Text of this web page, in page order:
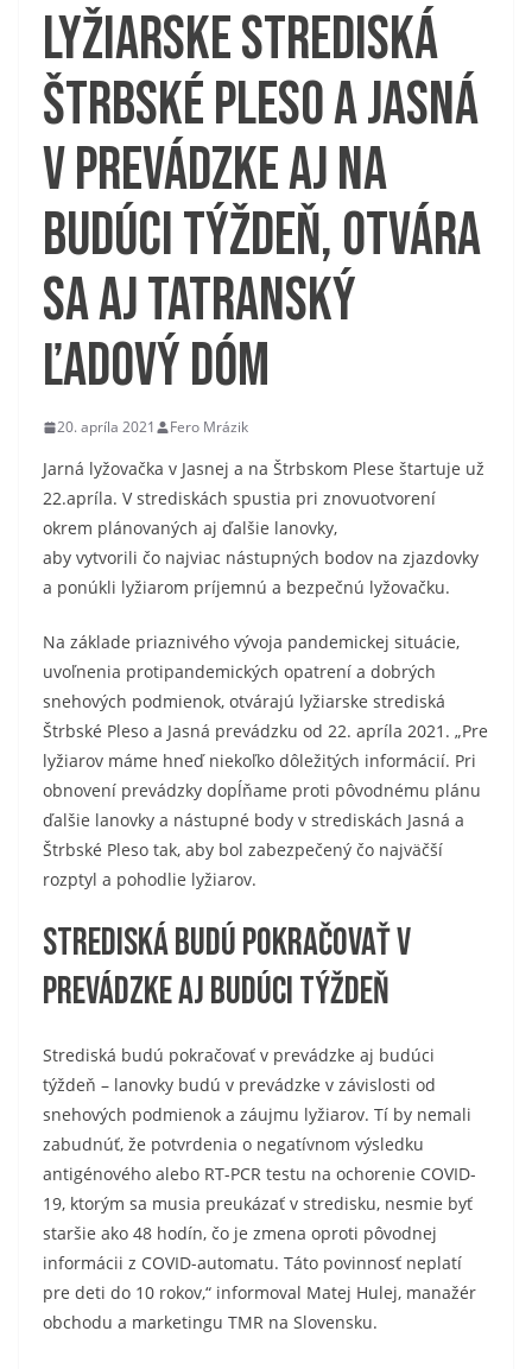
Lyžiarske strediská
Štrbské Pleso a Jasná
v prevádzke aj na
budúci týždeň, otvára
sa aj Tatranský
ľadový dóm
20. apríla 2021 Fero Mrázik
Jarná lyžovačka v Jasnej a na Štrbskom Plese štartuje už
22.apríla. V strediskách spustia pri znovuotvorení
okrem plánovaných aj ďalšie lanovky,
aby vytvorili čo najviac nástupných bodov na zjazdovky
a ponúkli lyžiarom príjemnú a bezpečnú lyžovačku.
Na základe priaznivého vývoja pandemickej situácie,
uvoľnenia protipandemických opatrení a dobrých
snehových podmienok, otvárajú lyžiarske strediská
Štrbské Pleso a Jasná prevádzku od 22. apríla 2021. „Pre
lyžiarov máme hneď niekoľko dôležitých informácií. Pri
obnovení prevádzky dopĺňame proti pôvodnému plánu
ďalšie lanovky a nástupné body v strediskách Jasná a
Štrbské Pleso tak, aby bol zabezpečený čo najväčší
rozptyl a pohodlie lyžiarov.
Strediská budú pokračovať v
prevádzke aj budúci týždeň
Strediská budú pokračovať v prevádzke aj budúci
týždeň – lanovky budú v prevádzke v závislosti od
snehových podmienok a záujmu lyžiarov. Tí by nemali
zabudnúť, že potvrdenia o negatívnom výsledku
antigénového alebo RT-PCR testu na ochorenie COVID-
19, ktorým sa musia preukázať v stredisku, nesmie byť
staršie ako 48 hodín, čo je zmena oproti pôvodnej
informácii z COVID-automatu. Táto povinnosť neplatí
pre deti do 10 rokov,“ informoval Matej Hulej, manažér
obchodu a marketingu TMR na Slovensku.